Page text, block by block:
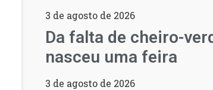
3 de agosto de 2026
Da falta de cheiro-
nasceu uma feira
3 de agosto de 2026